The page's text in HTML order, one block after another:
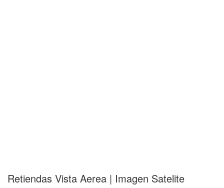
Retiendas Vista Aerea | Imagen Satelite